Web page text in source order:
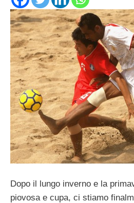
Dopo il lungo inverno e la
piovosa e cupa, ci stiamo